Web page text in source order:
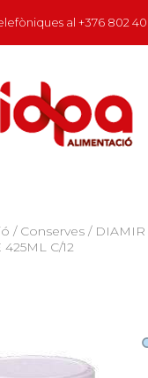
al +376 802
/ Conserves / DIAMIR
C/12